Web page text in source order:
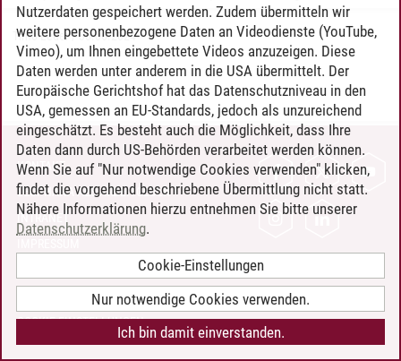
Timo Leder/30.06.2024
KONTAKT
LEUPHANA ALS ARBEITGEBER
INTRANET
BARRIEREFREIHEIT
COOKIE-EINSTELLUNGEN
Nutzerdaten gespeichert werden. Zudem übermitteln wir
weitere personenbezogene Daten an Videodienste (YouTube,
Vimeo), um Ihnen eingebettete Videos anzuzeigen. Diese
Daten werden unter anderem in die USA übermittelt. Der
Europäische Gerichtshof hat das Datenschutzniveau in den
USA, gemessen an EU-Standards, jedoch als unzureichend
eingeschätzt. Es besteht auch die Möglichkeit, dass Ihre
Daten dann durch US-Behörden verarbeitet werden können.
Wenn Sie auf "Nur notwendige Cookies verwenden" klicken,
findet die vorgehend beschriebene Übermittlung nicht statt.
Nähere Informationen hierzu entnehmen Sie bitte unserer
Datenschutzerklärung.
Cookie-Einstellungen
Nur notwendige Cookies verwenden.
Ich bin damit einverstanden.